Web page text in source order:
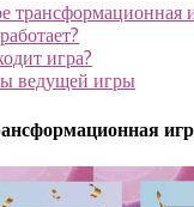
трансформационная
игра?
ведущей игры